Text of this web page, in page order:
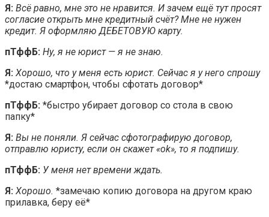
Я: Всё равно, мне это не нравится. И зачем ещё тут просят
согласие открыть мне кредитный счёт? Мне не нужен
кредит. Я оформляю ДЕБЕТОВУЮ карту.
пТффБ: Ну, я не юрист — я не знаю.
Я: Хорошо, что у меня есть юрист. Сейчас я у него спрошу
*достаю смартфон, чтобы сфотать договор*
пТффБ: *быстро убирает договор со стола в свою
папку*
Я: Вы не поняли. Я сейчас сфотографирую договор,
отправлю юристу, если он скажет «ok», то я подпишу.
пТффБ: У меня нет времени ждать.
Я: Хорошо. *замечаю копию договора на другом краю
прилавка, беру её*